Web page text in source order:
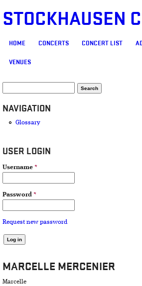
STOCKHAUSEN
MAIN MENU
HOME CONCERTS CONCERT LIST
VENUES
SEARCH FORM
NAVIGATION
Glossary
USER LOGIN
Username *
Password *
Request new password
MARCELLE MERCENIER
Marcelle